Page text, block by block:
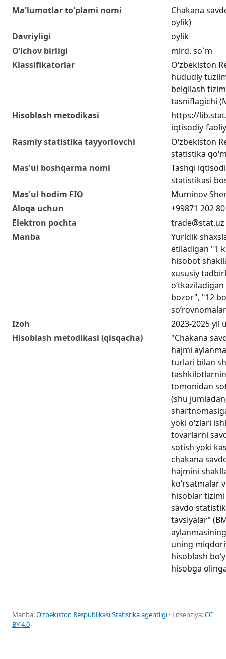
Ma'lumotlar to'plami nomi
Chakana
oylik)
Davriyligi
oylik
O‘lchov birligi
mlrd. so`m
Klassifikatorlar
O‘zbekiston
hududiy
belgilash
tasniflagichi
Hisoblash metodikasi
https://
iqtisodiy-
Rasmiy statistika tayyorlovchi
O‘zbekiston
statistika
Mas'ul boshqarma nomi
Tashqi
statistikasi
Mas'ul hodim FIO
Muminov
Aloqa uchun
+99871 202
Elektron pochta
trade@stat.uz
Manba
Yuridik
etiladigan "1
hisobot
xususiy
bozor", "12
Izoh
2023-2025 yil
Hisoblash metodikasi (qisqacha)
"Chakana
hajmi
turlari bilan
tomonidan
(shu
yoki oʻzlari
tovarlarni
sotish yoki
chakana
hajmini
koʻrsatmalar
hisoblar tizimi
savdo
tavsiyalar”
uning
hisoblash
hisobga
Manba:Oʻzbekiston Respublikasi Statistika agentligi · Litsenziya:CC
BY 4.0